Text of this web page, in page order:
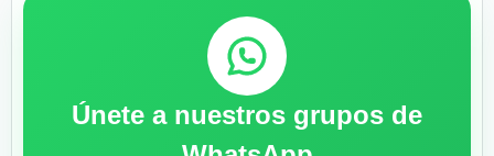
Únete a nuestros grupos de